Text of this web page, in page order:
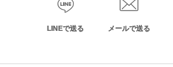
LINEで送る メールで送る